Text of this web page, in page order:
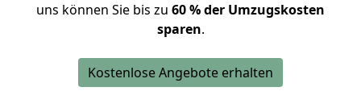
uns können Sie bis zu 60 % der Umzugskosten
sparen.
Kostenlose Angebote erhalten